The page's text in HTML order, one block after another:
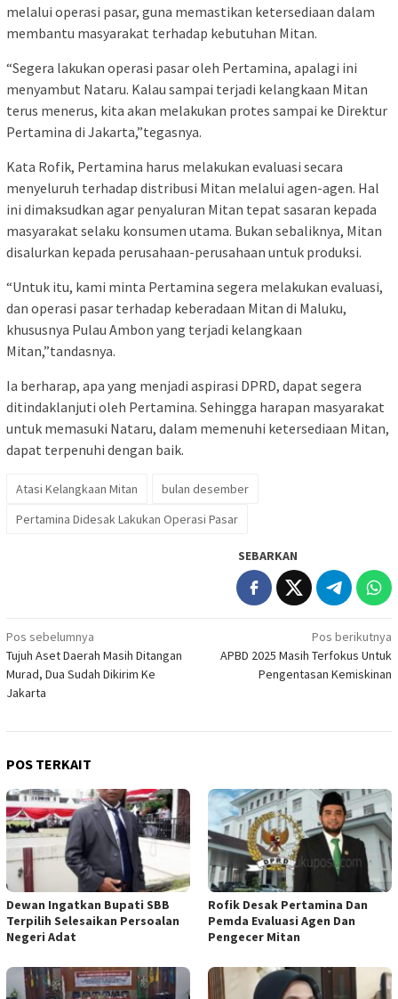
melalui operasi pasar, guna memastikan ketersediaan dalam
membantu masyarakat terhadap kebutuhan Mitan.
“Segera lakukan operasi pasar oleh Pertamina, apalagi ini
menyambut Nataru. Kalau sampai terjadi kelangkaan Mitan
terus menerus, kita akan melakukan protes sampai ke Direktur
Pertamina di Jakarta,”tegasnya.
Kata Rofik, Pertamina harus melakukan evaluasi secara
menyeluruh terhadap distribusi Mitan melalui agen-agen. Hal
ini dimaksudkan agar penyaluran Mitan tepat sasaran kepada
masyarakat selaku konsumen utama. Bukan sebaliknya, Mitan
disalurkan kepada perusahaan-perusahaan untuk produksi.
“Untuk itu, kami minta Pertamina segera melakukan evaluasi,
dan operasi pasar terhadap keberadaan Mitan di Maluku,
khususnya Pulau Ambon yang terjadi kelangkaan
Mitan,”tandasnya.
Ia berharap, apa yang menjadi aspirasi DPRD, dapat segera
ditindaklanjuti oleh Pertamina. Sehingga harapan masyarakat
untuk memasuki Nataru, dalam memenuhi ketersediaan Mitan,
dapat terpenuhi dengan baik.
Atasi Kelangkaan Mitan
bulan desember
Pertamina Didesak Lakukan Operasi Pasar
SEBARKAN
Navigasi
pos
Pos sebelumnya
Tujuh Aset Daerah Masih Ditangan
Murad, Dua Sudah Dikirim Ke
Jakarta
Pos berikutnya
APBD 2025 Masih Terfokus Untuk
Pengentasan Kemiskinan
POS TERKAIT
Dewan Ingatkan Bupati SBB
Terpilih Selesaikan Persoalan
Negeri Adat
Rofik Desak Pertamina Dan
Pemda Evaluasi Agen Dan
Pengecer Mitan